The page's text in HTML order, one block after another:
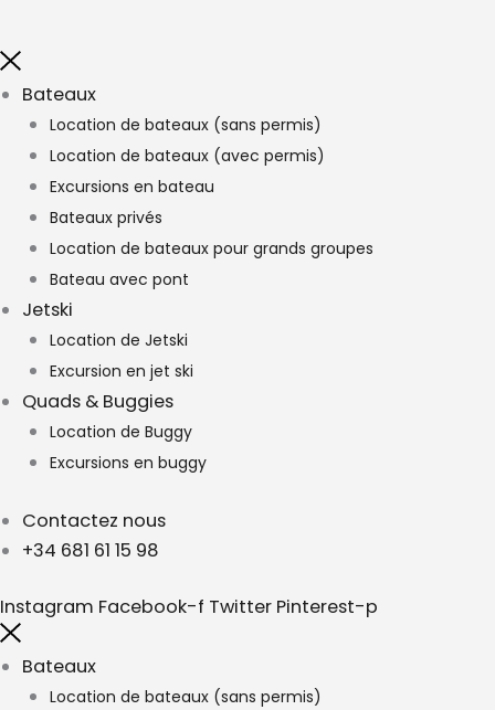
Bateaux
Location de bateaux (sans permis)
Location de bateaux (avec permis)
Excursions en bateau
Bateaux privés
Location de bateaux pour grands groupes
Bateau avec pont
Jetski
Location de Jetski
Excursion en jet ski
Quads & Buggies
Location de Buggy
Excursions en buggy
Contactez nous
+34 681 61 15 98
Instagram Facebook-f Twitter Pinterest-p
Bateaux
Location de bateaux (sans permis)